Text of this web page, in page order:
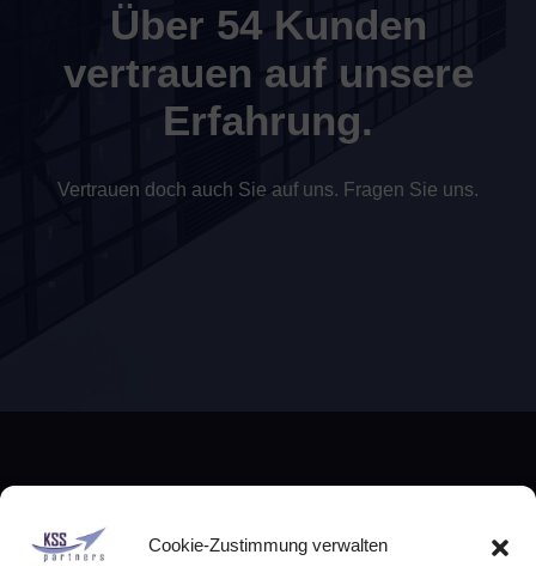
Cookie-Zustimmung verwalten
Über 54 Kunden
vertrauen auf unsere
Erfahrung.
Vertrauen doch auch Sie auf uns. Fragen Sie uns.